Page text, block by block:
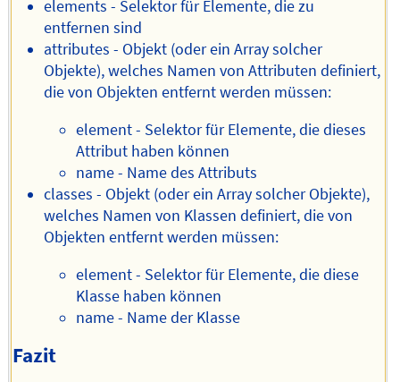
elements - Selektor für Elemente, die zu
entfernen sind
attributes - Objekt (oder ein Array solcher
Objekte), welches Namen von Attributen definiert,
die von Objekten entfernt werden müssen:
element - Selektor für Elemente, die dieses
Attribut haben können
name - Name des Attributs
classes - Objekt (oder ein Array solcher Objekte),
welches Namen von Klassen definiert, die von
Objekten entfernt werden müssen:
element - Selektor für Elemente, die diese
Klasse haben können
name - Name der Klasse
Fazit